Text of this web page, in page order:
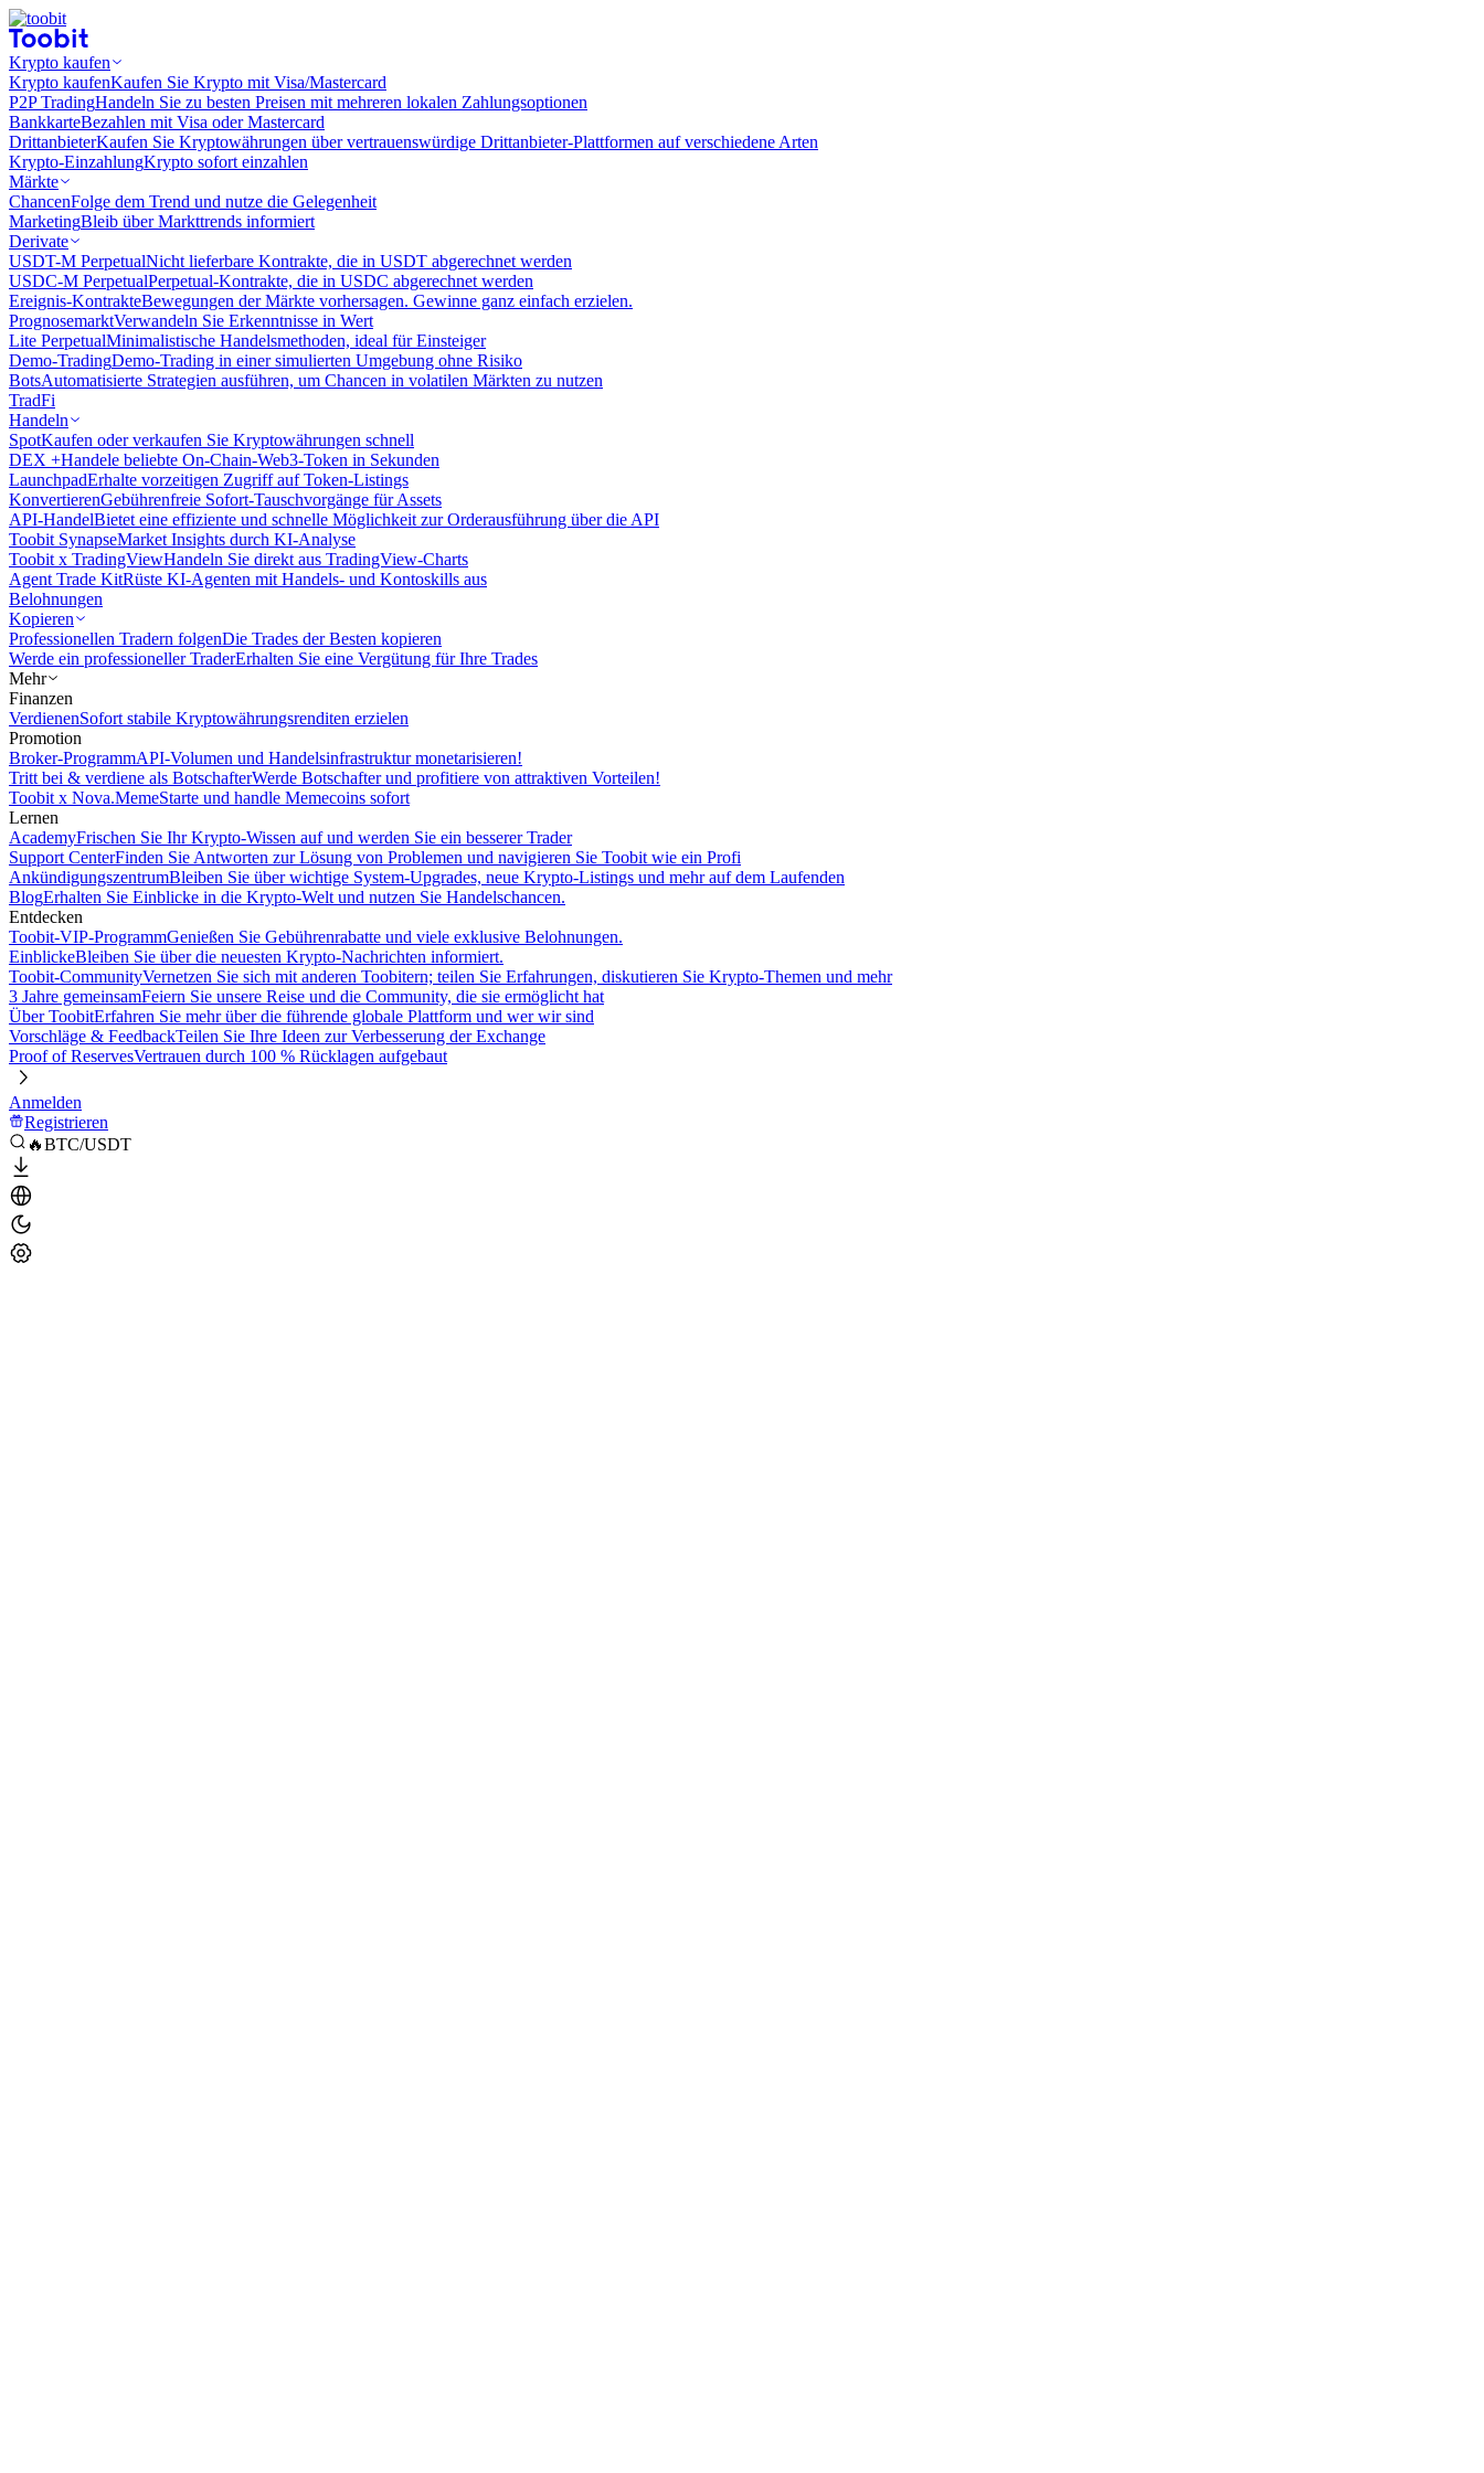
Krypto kaufen
Krypto kaufenKaufen Sie Krypto mit Visa/Mastercard
P2P TradingHandeln Sie zu besten Preisen mit mehreren lokalen Zahlungsoptionen
BankkarteBezahlen mit Visa oder Mastercard
DrittanbieterKaufen Sie Kryptowährungen über vertrauenswürdige Drittanbieter-Plattformen auf verschiedene Arten
Krypto-EinzahlungKrypto sofort einzahlen
Märkte
ChancenFolge dem Trend und nutze die Gelegenheit
MarketingBleib über Markttrends informiert
Derivate
USDT-M PerpetualNicht lieferbare Kontrakte, die in USDT abgerechnet werden
USDC-M PerpetualPerpetual-Kontrakte, die in USDC abgerechnet werden
Ereignis-KontrakteBewegungen der Märkte vorhersagen. Gewinne ganz einfach erzielen.
PrognosemarktVerwandeln Sie Erkenntnisse in Wert
Lite PerpetualMinimalistische Handelsmethoden, ideal für Einsteiger
Demo-TradingDemo-Trading in einer simulierten Umgebung ohne Risiko
BotsAutomatisierte Strategien ausführen, um Chancen in volatilen Märkten zu nutzen
TradFi
Handeln
SpotKaufen oder verkaufen Sie Kryptowährungen schnell
DEX +Handele beliebte On-Chain-Web3-Token in Sekunden
LaunchpadErhalte vorzeitigen Zugriff auf Token-Listings
KonvertierenGebührenfreie Sofort-Tauschvorgänge für Assets
API-HandelBietet eine effiziente und schnelle Möglichkeit zur Orderausführung über die API
Toobit SynapseMarket Insights durch KI-Analyse
Toobit x TradingViewHandeln Sie direkt aus TradingView-Charts
Agent Trade KitRüste KI-Agenten mit Handels- und Kontoskills aus
Belohnungen
Kopieren
Professionellen Tradern folgenDie Trades der Besten kopieren
Werde ein professioneller TraderErhalten Sie eine Vergütung für Ihre Trades
Mehr
Finanzen
VerdienenSofort stabile Kryptowährungsrenditen erzielen
Promotion
Broker-ProgrammAPI-Volumen und Handelsinfrastruktur monetarisieren!
Tritt bei & verdiene als BotschafterWerde Botschafter und profitiere von attraktiven Vorteilen!
Toobit x Nova.MemeStarte und handle Memecoins sofort
Lernen
AcademyFrischen Sie Ihr Krypto-Wissen auf und werden Sie ein besserer Trader
Support CenterFinden Sie Antworten zur Lösung von Problemen und navigieren Sie Toobit wie ein Profi
AnkündigungszentrumBleiben Sie über wichtige System-Upgrades, neue Krypto-Listings und mehr auf dem Laufenden
BlogErhalten Sie Einblicke in die Krypto-Welt und nutzen Sie Handelschancen.
Entdecken
Toobit-VIP-ProgrammGenießen Sie Gebührenrabatte und viele exklusive Belohnungen.
EinblickeBleiben Sie über die neuesten Krypto-Nachrichten informiert.
Toobit-CommunityVernetzen Sie sich mit anderen Toobitern; teilen Sie Erfahrungen, diskutieren Sie Krypto-Themen und mehr
3 Jahre gemeinsamFeiern Sie unsere Reise und die Community, die sie ermöglicht hat
Über ToobitErfahren Sie mehr über die führende globale Plattform und wer wir sind
Vorschläge & FeedbackTeilen Sie Ihre Ideen zur Verbesserung der Exchange
Proof of ReservesVertrauen durch 100 % Rücklagen aufgebaut
Anmelden
Registrieren
🔥BTC/USDT